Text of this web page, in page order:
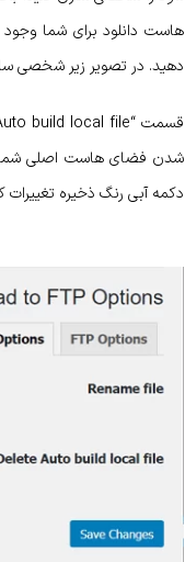
هاست دانلود برای شما
دهید. در تصویر زیر
شدن فضای هاست اصلی شما،
دکمه آبی رنگ ذخیره تغییرات